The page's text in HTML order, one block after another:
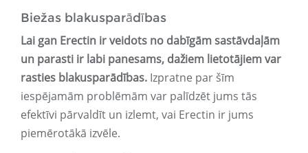
Biežas blakusparādības
Lai gan Erectin ir veidots no dabīgām sastāvdaļām
un parasti ir labi panesams, dažiem lietotājiem var
rasties blakusparādības. Izpratne par šīm
iespējamām problēmām var palīdzēt jums tās
efektīvi pārvaldīt un izlemt, vai Erectin ir jums
piemērotākā izvēle.